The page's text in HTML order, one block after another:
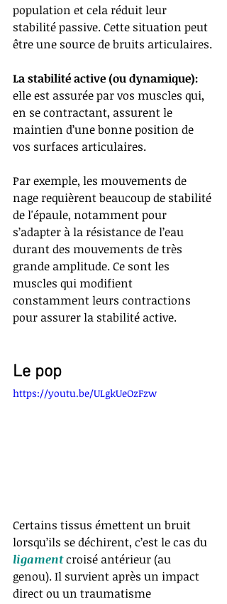
population et cela réduit leur
stabilité passive. Cette situation peut
être une source de bruits articulaires.
La stabilité active (ou dynamique):
elle est assurée par vos muscles qui,
en se contractant, assurent le
maintien d’une bonne position de
vos surfaces articulaires.
Par exemple, les mouvements de
nage requièrent beaucoup de stabilité
de l'épaule, notamment pour
s’adapter à la résistance de l’eau
durant des mouvements de très
grande amplitude. Ce sont les
muscles qui modifient
constamment leurs contractions
pour assurer la stabilité active.
Le pop
https://youtu.be/ULgkUeOzFzw
Certains tissus émettent un bruit
lorsqu’ils se déchirent, c’est le cas du
ligament croisé antérieur (au
genou). Il survient après un impact
direct ou un traumatisme